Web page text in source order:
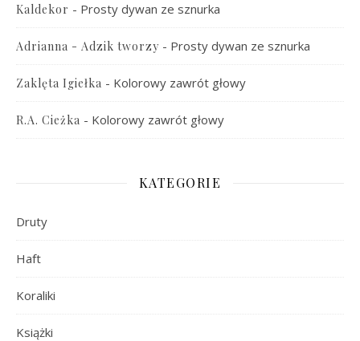
Kaldekor - Prosty dywan ze sznurka
Adrianna - Adzik tworzy - Prosty dywan ze sznurka
Zaklęta Igiełka - Kolorowy zawrót głowy
R.A. Cieżka - Kolorowy zawrót głowy
KATEGORIE
Druty
Haft
Koraliki
Książki